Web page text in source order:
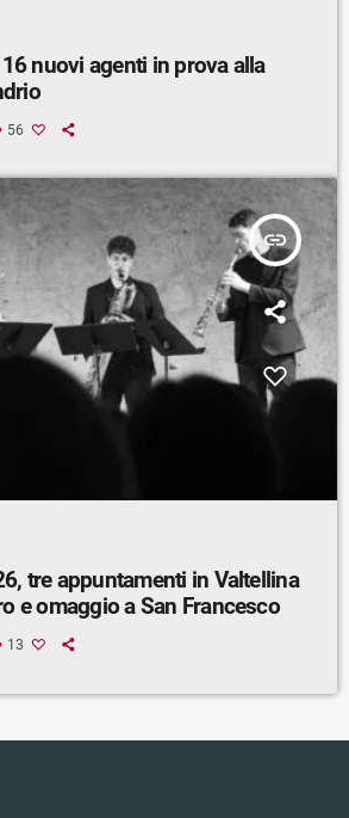
nuovi agenti in prova alla
56
insert_link
tre appuntamenti in Valtellina
e omaggio a San Francesco
13